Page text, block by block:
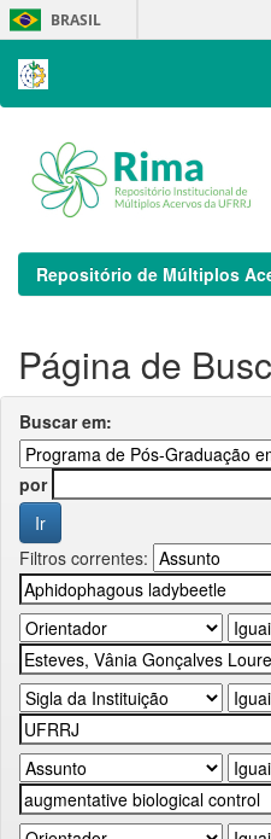
Skip
navigation
BRASIL
Repositório de Múltiplos
Página de
Buscar em:
por
Filtros correntes: